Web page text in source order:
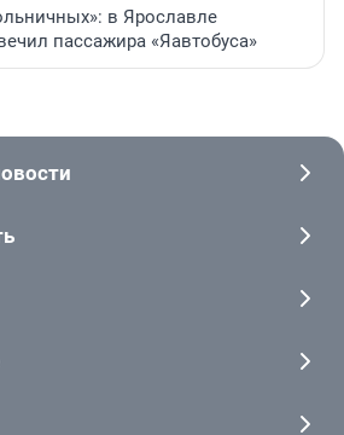
в Ярославле
пассажира «Яавтобуса»